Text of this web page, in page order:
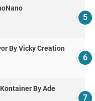
By Vicky Creation
By Ade